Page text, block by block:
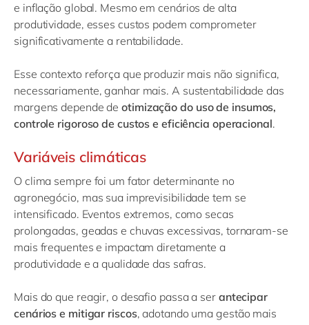
e inflação global. Mesmo em cenários de alta
produtividade, esses custos podem comprometer
significativamente a rentabilidade.
Esse contexto reforça que produzir mais não significa,
necessariamente, ganhar mais. A sustentabilidade das
margens depende deotimização do uso de insumos,
controle rigoroso de custos e eficiência operacional.
Variáveis climáticas
O clima sempre foi um fator determinante no
agronegócio, mas sua imprevisibilidade tem se
intensificado. Eventos extremos, como secas
prolongadas, geadas e chuvas excessivas, tornaram-se
mais frequentes e impactam diretamente a
produtividade e a qualidade das safras.
Mais do que reagir, o desafio passa a ser antecipar
cenários e mitigar riscos, adotando uma gestão mais